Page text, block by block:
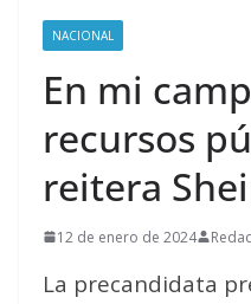
NACIONAL
En mi
recursos
reitera
12 de enero de 2024
La precandidata